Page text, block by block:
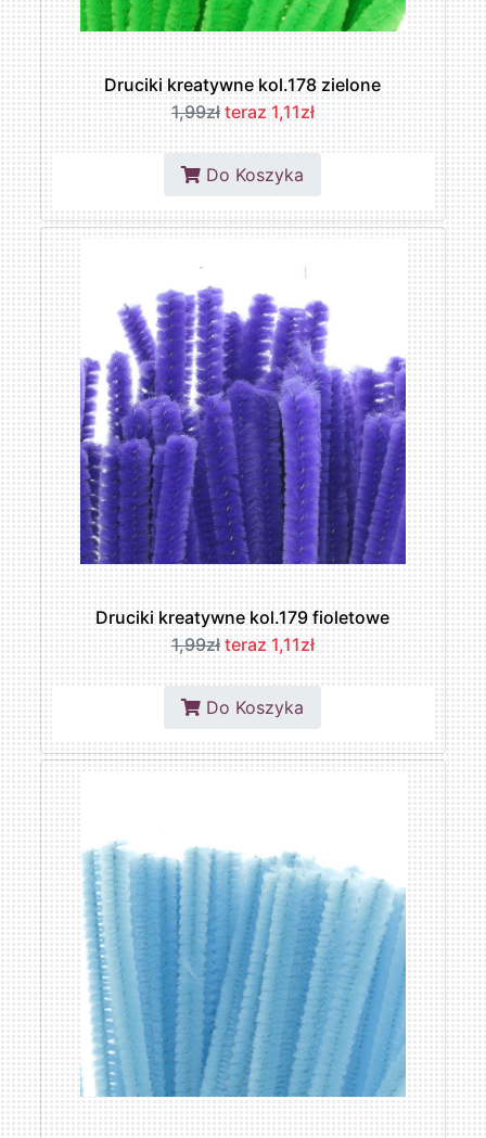
Druciki kreatywne kol.178 zielone
1,99zł teraz 1,11zł
Do Koszyka
Druciki kreatywne kol.179 fioletowe
1,99zł teraz 1,11zł
Do Koszyka